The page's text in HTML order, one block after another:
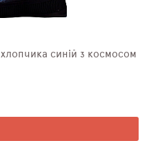
хлопчика синій з космосом